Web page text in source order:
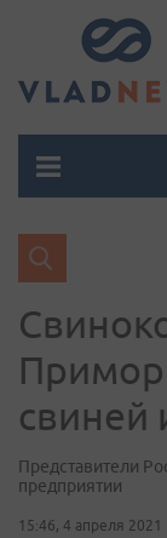
свиней
Представители
предприятии
15:46, 4 апреля 2021